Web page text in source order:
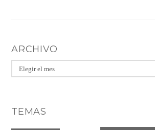
ARCHIVO
Archivo
TEMAS